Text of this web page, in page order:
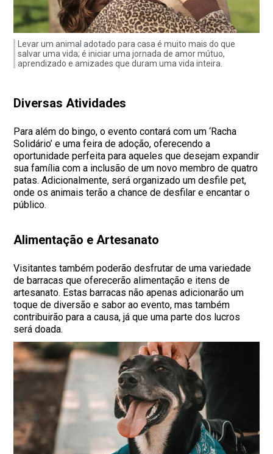
Levar um animal adotado para casa é muito mais do que
salvar uma vida; é iniciar uma jornada de amor mútuo,
aprendizado e amizades que duram uma vida inteira.
Diversas Atividades
Para além do bingo, o evento contará com um ‘Racha
Solidário’ e uma feira de adoção, oferecendo a
oportunidade perfeita para aqueles que desejam expandir
sua família com a inclusão de um novo membro de quatro
patas. Adicionalmente, será organizado um desfile pet,
onde os animais terão a chance de desfilar e encantar o
público.
Alimentação e Artesanato
Visitantes também poderão desfrutar de uma variedade
de barracas que oferecerão alimentação e itens de
artesanato. Estas barracas não apenas adicionarão um
toque de diversão e sabor ao evento, mas também
contribuirão para a causa, já que uma parte dos lucros
será doada.